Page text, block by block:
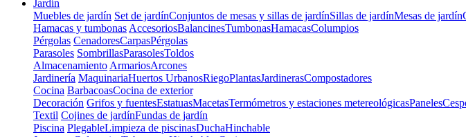
Jardín
Muebles de jardín Set de jardínConjuntos de mesas y sillas de jardínSillas de jardínMesas de jardín
Hamacas y tumbonas AccesoriosBalancinesTumbonasHamacasColumpios
Pérgolas CenadoresCarpasPérgolas
Parasoles SombrillasParasolesToldos
Almacenamiento ArmariosArcones
Jardinería MaquinariaHuertos UrbanosRiegoPlantasJardinerasCompostadores
Cocina BarbacoasCocina de exterior
Decoración Grifos y fuentesEstatuasMacetasTermómetros y estaciones metereológicasPaneles
Textil Cojines de jardínFundas de jardín
Piscina PlegableLimpieza de piscinasDuchaHinchable